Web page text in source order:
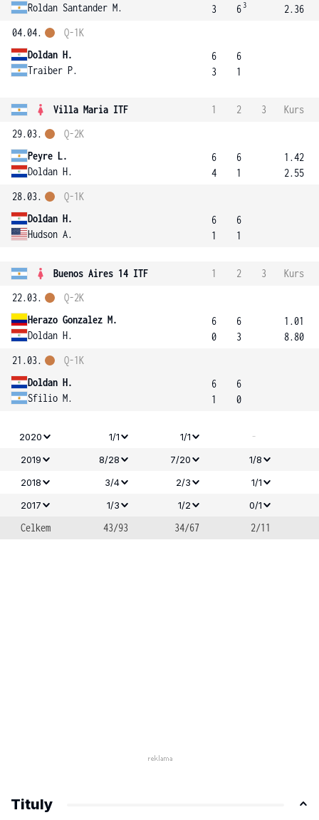
Roldan Santander M.
3
6 3
2.36
04.04.
Doldan H.
Traiber P.
Q-1K
6
3
6
1
Villa Maria ITF 1 2 3
Kurs
29.03.
Peyre L.
Doldan H.
Q-2K
6
4
6
1
1.42
2.55
28.03.
Doldan H.
Hudson A.
Q-1K
6
1
6
1
Buenos Aires 14 ITF 1 2 3
Kurs
22.03.
Herazo Gonzalez M.
Doldan H.
Q-2K
6
0
6
3
1.01
8.80
21.03.
Doldan H.
Sfilio M.
Q-1K
6
1
6
0
2020 1/1 1/1 -
2019 8/28 7/20
1/8
2018
3/4 2/3
1/1
2017
1/3 1/2 0/1
Celkem 43/93 34/67 2/11
Tituly